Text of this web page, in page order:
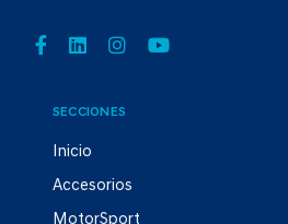
SECCIONES
Inicio
Accesorios
MotorSport